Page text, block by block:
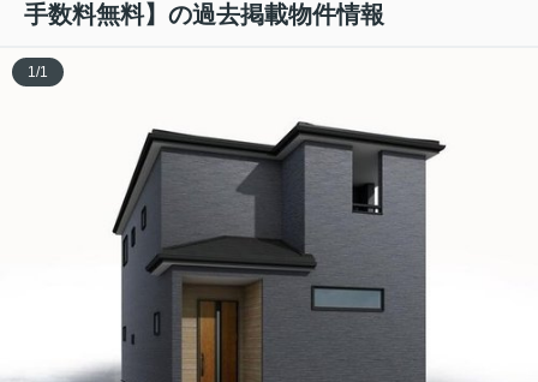
手数料無料】の過去掲載物件情報
1/1